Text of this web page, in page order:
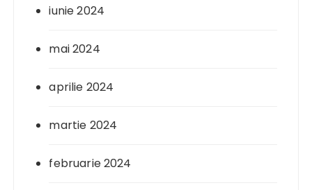
iunie 2024
mai 2024
aprilie 2024
martie 2024
februarie 2024